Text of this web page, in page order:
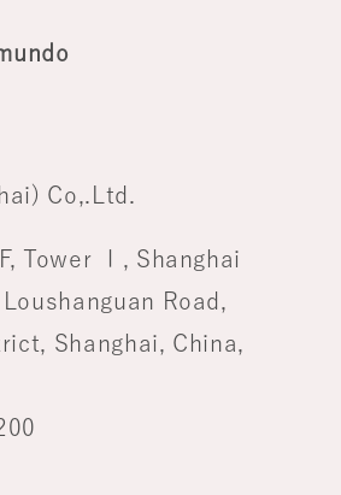
Co,.Ltd.
Tower Ⅰ, Shanghai
Road,
Shanghai, China,